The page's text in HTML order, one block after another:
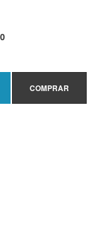
COMPRAR